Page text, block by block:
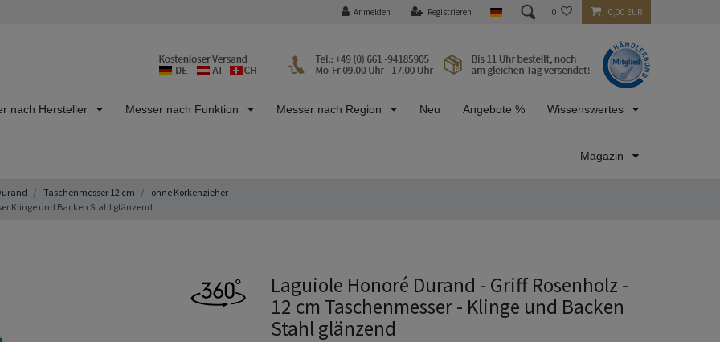
Anmelden Registrieren 0 0,00 EUR
nach Hersteller Messer nach Funktion Messer nach Region Neu Angebote % Wissenswertes
Magazin
Taschenmesser 12 cm
ohne Korkenzieher
Klinge und Backen Stahl glänzend
Laguiole Honoré Durand - Griff Rosenholz -
12 cm Taschenmesser - Klinge und Backen
Stahl glänzend